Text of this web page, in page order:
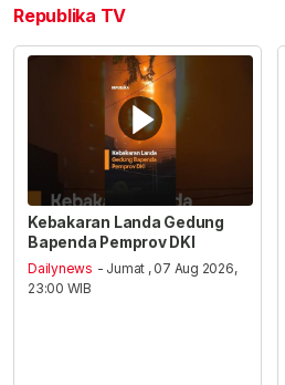
Republika TV
Kebakaran Landa Gedung
Bapenda Pemprov DKI
Dailynews - Jumat , 07 Aug 2026,
23:00 WIB